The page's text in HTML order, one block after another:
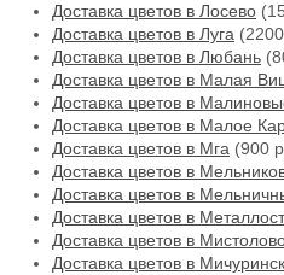
Доставка цветов в Лосево
Доставка цветов в Луга
Доставка цветов в Любань
Доставка цветов в Малая
Доставка цветов в
Доставка цветов в Малое
Доставка цветов в Мга (900
Доставка цветов в
Доставка цветов в
Доставка цветов в
Доставка цветов в
Доставка цветов в